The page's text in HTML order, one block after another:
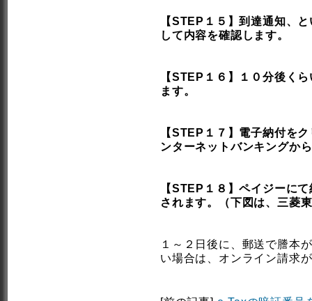
【STEP１５】到達通知、
して内容を確認します。
【STEP１６】１０分後く
ます。
【STEP１７】電子納付を
ンターネットバンキングか
【STEP１８】ペイジーに
されます。（下図は、三菱
１～２日後に、郵送で謄本
い場合は、オンライン請求